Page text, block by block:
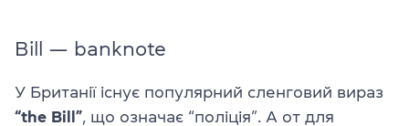
Bill — banknote
У Британії існує популярний сленговий вираз
“the Bill”, що означає “поліція”. А от для